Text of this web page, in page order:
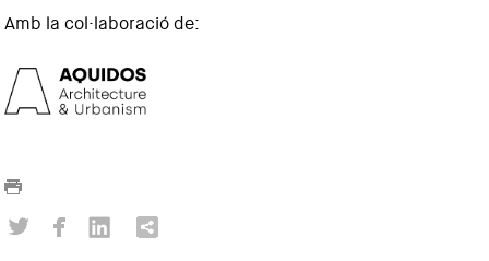
Amb la col·laboració de: